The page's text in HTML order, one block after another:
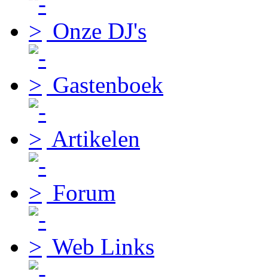
Onze DJ's
Gastenboek
Artikelen
Forum
Web Links